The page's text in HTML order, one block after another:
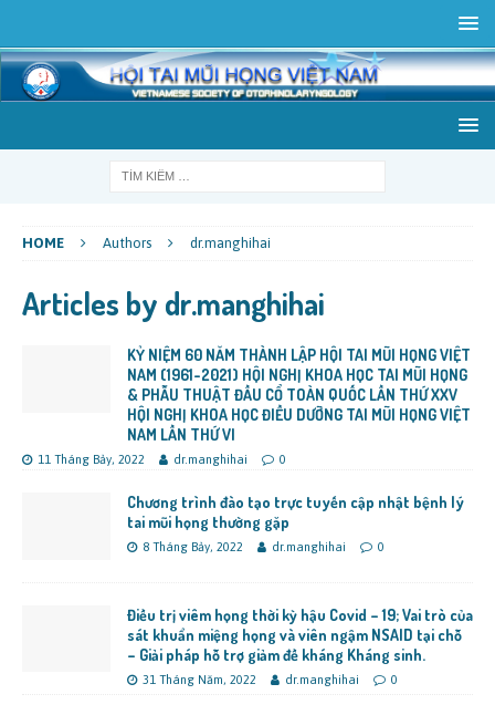
HOME Authors dr.manghihai
Articles by dr.manghihai
KỶ NIỆM 60 NĂM THÀNH LẬP HỘI TAI MŨI HỌNG VIỆT
NAM (1961-2021) HỘI NGHỊ KHOA HỌC TAI MŨI HỌNG
& PHẪU THUẬT ĐẦU CỔ TOÀN QUỐC LẦN THỨ XXV
HỘI NGHỊ KHOA HỌC ĐIỀU DƯỠNG TAI MŨI HỌNG VIỆT
NAM LẦN THỨ VI
11 Tháng Bảy, 2022 dr.manghihai 0
Chương trình đào tạo trực tuyến cập nhật bệnh lý
tai mũi họng thường gặp
8 Tháng Bảy, 2022 dr.manghihai 0
Điều trị viêm họng thời kỳ hậu Covid – 19; Vai trò của
sát khuẩn miệng họng và viên ngậm NSAID tại chỗ
– Giải pháp hỗ trợ giảm đề kháng Kháng sinh.
31 Tháng Năm, 2022 dr.manghihai 0